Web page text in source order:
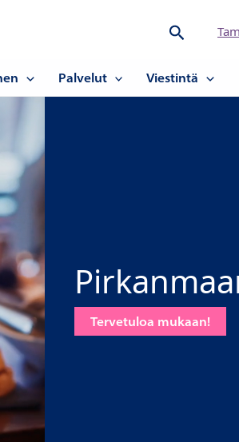
Hae
Palvelut Viestintä
Tervetuloa mukaan!